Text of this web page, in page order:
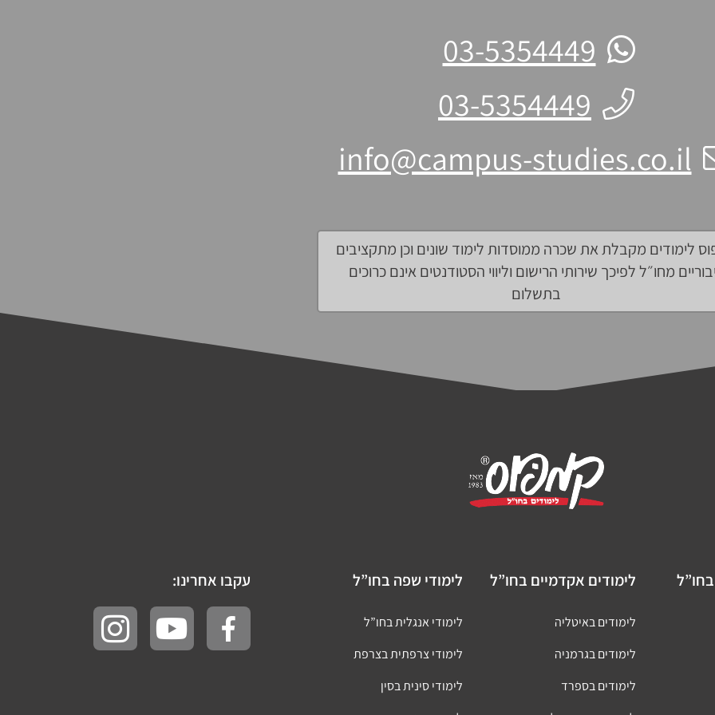
03-5354449
03-5354449
info@campus-studies.co.il
לימודים מקבלת את שכרה ממוסדות לימוד שונים וכן מתקציבים
מחו״ל לפיכך שירותי הרישום וליווי הסטודנטים אינם כרוכים
בתשלום
עקבו אחרינו: לימודי שפה בחו”ל
לימודי אנגלית בחו”ל
לימודי צרפתית בצרפת
לימודי סינית בסין
לימודים אקדמיים בחו”ל
לימודים באיטליה
לימודים בגרמניה
לימודים בספרד